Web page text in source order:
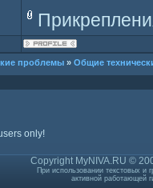
проблемы » Общие
only!
Copyright MyNIVA.RU ©
При использовании текстовых и
активной работающей